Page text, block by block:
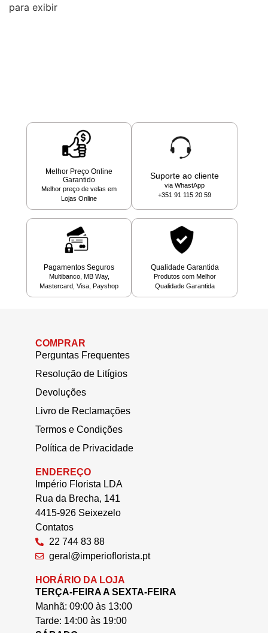
para exibir
Melhor Preço Online
Garantido
Melhor preço de velas em
Lojas Online
Suporte ao cliente
via WhastApp
+351 91 115 20 59
Pagamentos Seguros
Multibanco, MB Way,
Mastercard, Visa, Payshop
Qualidade Garantida
Produtos com Melhor
Qualidade Garantida
COMPRAR
Perguntas Frequentes
Resolução de Litígios
Devoluções
Livro de Reclamações
Termos e Condições
Política de Privacidade
ENDEREÇO
Império Florista LDA
Rua da Brecha, 141
4415-926 Seixezelo
Contatos
22 744 83 88
geral@imperioflorista.pt
HORÁRIO DA LOJA
TERÇA-FEIRA A SEXTA-FEIRA
Manhã: 09:00 às 13:00
Tarde: 14:00 às 19:00